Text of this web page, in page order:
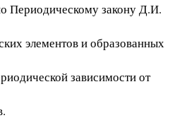
Периодическому закону Д.И.
элементов и образованных
зависимости от